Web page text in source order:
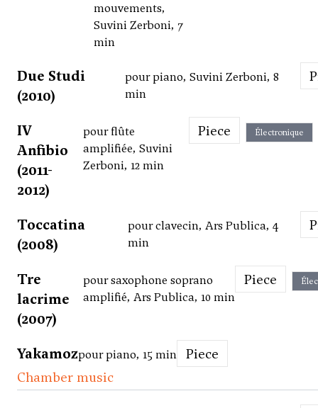
mouvements,
Suvini Zerboni, 7
min
Due Studi
(2010)
pour piano, Suvini Zerboni, 8
min
IV
Anfibio
(2011-
2012)
pour flûte
amplifiée, Suvini
Zerboni, 12 min
Piece Électronique
Toccatina
(2008)
pour clavecin, Ars Publica, 4
min
Tre
lacrime
(2007)
pour saxophone soprano
amplifié, Ars Publica, 10 min
Piece
Yakamozpour piano, 15 min
Piece
Chamber music